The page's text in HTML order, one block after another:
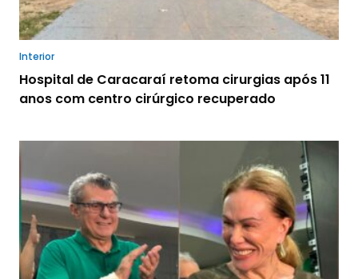
Interior
Hospital de Caracaraí retoma cirurgias após 11
anos com centro cirúrgico recuperado